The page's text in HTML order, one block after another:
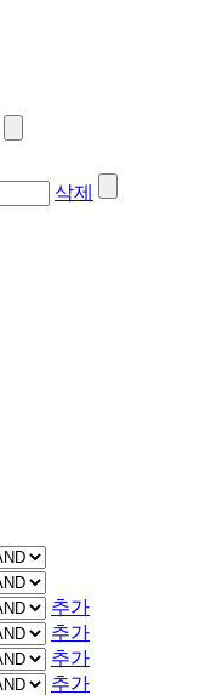
삭제
추가
추가
추가
추가